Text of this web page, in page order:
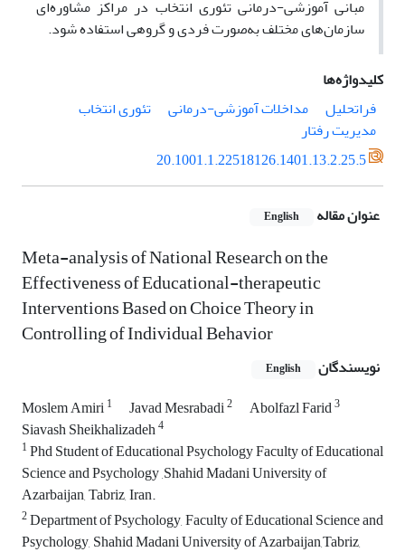
مبانی آموزشی-درمانی تئوری انتخاب در مراکز مشاوره‌ای
سازمان‌های مختلف به‌صورت فردی و گروهی استفاده شود.
کلیدواژه‌ها
فراتحلیل
مداخلات آموزشی-درمانی
تئوری انتخاب
مدیریت رفتار
20.1001.1.22518126.1401.13.2.25.5
عنوان مقاله English
Meta-analysis of National Research on the
Effectiveness of Educational-therapeutic
Interventions Based on Choice Theory in
Controlling of Individual Behavior
نویسندگان English
Moslem Amiri1 Javad Mesrabadi2 Abolfazl Farid3
Siavash Sheikhalizadeh4
1Phd Student of Educational Psychology Faculty of Educational
Science and Psychology ,Shahid Madani University of
Azarbaijan, Tabriz, Iran.
2Department of Psychology, Faculty of Educational Science and
Psychology, Shahid Madani University of Azarbaijan,Tabriz,